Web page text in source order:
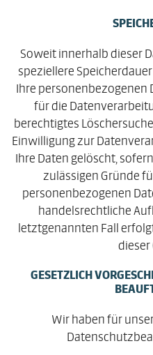
Soweit innerhalb dieser
speziellere
Ihre personenbezogenen
für die
berechtigtes
Einwilligung zur
Ihre Daten gelöscht,
zulässigen Gründe
personenbezogenen
handelsrechtliche
letztgenannten Fall
dieser
GESETZLICH
Wir haben für